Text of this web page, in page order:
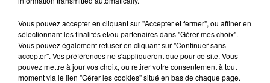
OPÉRER DE LA CHEVILLE RESSORT DE LA...
La famille a porté plainte contre la clinique qui a
reconnu sa responsabilité et présenté ses
excuses.
TITRES DIFFUSÉS
Vous pouvez accepter en cliquant sur "Accepter et fermer", ou affiner en
sélectionnant les finalités et/ou partenaires dans "Gérer mes choix".
Vous pouvez également refuser en cliquant sur "Continuer sans
accepter". Vos préférences ne s'appliqueront que pour ce site. Vous
pouvez mettre à jour vos choix, ou retirer votre consentement à tout
moment via le lien "Gérer les cookies" situé en bas de chaque page.